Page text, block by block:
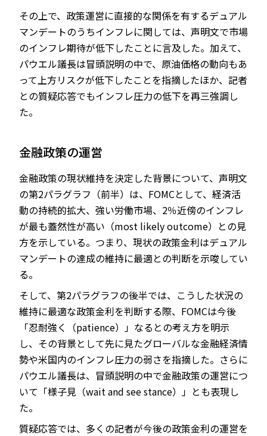
その上で、政策運営に直接的な関係を有するデュアル
マンデートのうちインフレに関しては、声明文で市場
のインフレ期待が低下したことに言及した。加えて、
パウエル議長は冒頭説明の中で、原油価格の動向もあ
って上方リスクが低下したことを指摘したほか、記者
との質疑応答でもインフレ圧力の低下を再三強調し
た。
金融政策の運営
金融政策の現状維持を決定した背景について、声明文
の第2パラグラフ（前半）は、FOMCとして、経済活
動の持続的拡大、強い労働市場、2％近傍のインフレ
が最も蓋然性が高い（most likely outcome）との見
方を示している。つまり、現状の政策金利はデュアル
マンデートの達成の維持に最適との判断を示唆してい
る。
そして、第2パラグラフの後半では、こうした状況の
維持に最適な政策金利を判断する際、FOMCは今後
「忍耐強く（patience）」なるとの考え方を明示
し、その背景として先に見たグローバルな金融経済情
勢や米国内のインフレ圧力の弱さを指摘した。さらに
パウエル議長は、冒頭説明の中で金融政策の運営につ
いて「様子見（wait and see stance）」とも表現し
た。
質疑応答では、多くの記者が今後の政策金利の運営を